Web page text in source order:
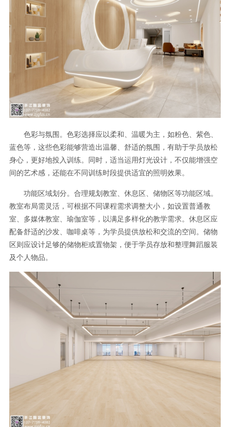
色彩与氛围。色彩选择应以柔和、温暖为主，如粉色、紫色、
蓝色等，这些色彩能够营造出温馨、舒适的氛围，有助于学员放松
身心，更好地投入训练。同时，适当运用灯光设计，不仅能增强空
间的艺术感，还能在不同训练时段提供适宜的照明效果。
功能区域划分。合理规划教室、休息区、储物区等功能区域。
教室布局需灵活，可根据不同课程需求调整大小，如设置普通教
室、多媒体教室、瑜伽室等，以满足多样化的教学需求。休息区应
配备舒适的沙发、咖啡桌等，为学员提供放松和交流的空间。储物
区则应设计足够的储物柜或置物架，便于学员存放和整理舞蹈服装
及个人物品。